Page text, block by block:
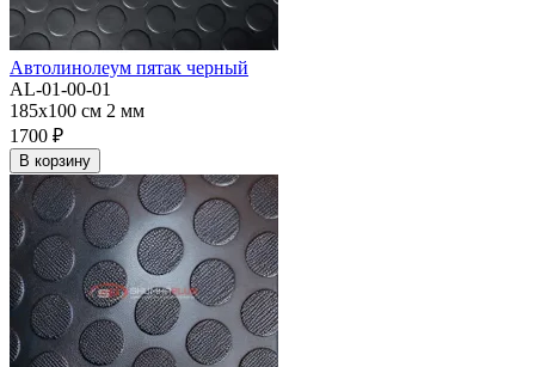
Автолинолеум пятак черный
AL-01-00-01
185x100 см 2 мм
1700 ₽
В корзину